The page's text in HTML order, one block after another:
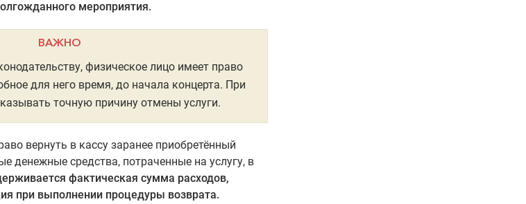
мероприятия.
ВАЖНО
физическое лицо имеет право
для него время, до начала концерта. При
точную причину отмены услуги.
вернуть в кассу заранее приобретённый
денежные средства, потраченные на услугу, в
фактическая сумма расходов,
при выполнении процедуры возврата.